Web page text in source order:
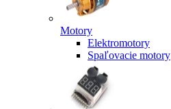
Motory
Elektromotory
Spaľovacie motory